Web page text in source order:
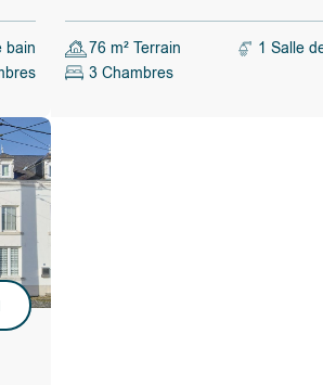
bain
76 m² Terrain
1 Salle
3 Chambres